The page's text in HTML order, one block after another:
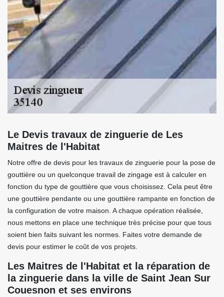
Le Devis travaux de zinguerie de Les
Maitres de l'Habitat
Notre offre de devis pour les travaux de zinguerie pour la pose de
gouttière ou un quelconque travail de zingage est à calculer en
fonction du type de gouttière que vous choisissez. Cela peut être
une gouttière pendante ou une gouttière rampante en fonction de
la configuration de votre maison. A chaque opération réalisée,
nous mettons en place une technique très précise pour que tous
soient bien faits suivant les normes. Faites votre demande de
devis pour estimer le coût de vos projets.
Les Maitres de l'Habitat et la réparation de
la zinguerie dans la ville de Saint Jean Sur
Couesnon et ses environs